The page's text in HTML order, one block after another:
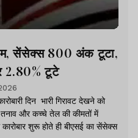
सेंसेक्स 800 अंक टूटा,
2.80% टूटे
दिन भारी गिरावट देखने को
और कच्चे तेल की कीमतों में
शुरू होते ही बीएसई का सेंसेक्स